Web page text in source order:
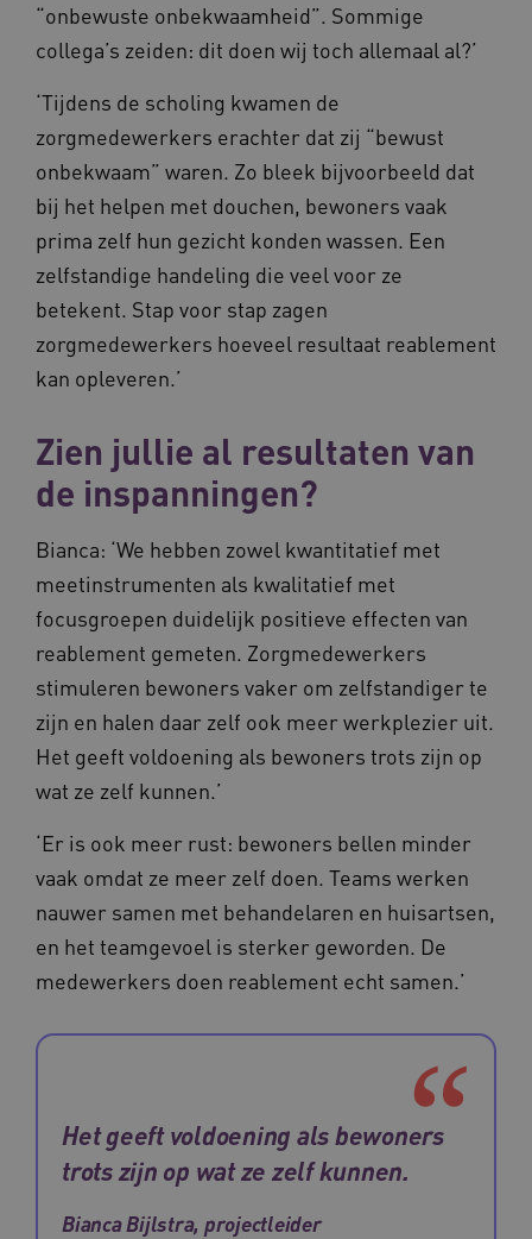
“onbewuste onbekwaamheid”. Sommige
collega’s zeiden: dit doen wij toch allemaal al?’
‘Tijdens de scholing kwamen de
zorgmedewerkers erachter dat zij “bewust
onbekwaam” waren. Zo bleek bijvoorbeeld dat
bij het helpen met douchen, bewoners vaak
prima zelf hun gezicht konden wassen. Een
zelfstandige handeling die veel voor ze
betekent. Stap voor stap zagen
zorgmedewerkers hoeveel resultaat reablement
kan opleveren.’
Zien jullie al resultaten van
de inspanningen?
Bianca: ‘We hebben zowel kwantitatief met
meetinstrumenten als kwalitatief met
focusgroepen duidelijk positieve effecten van
reablement gemeten. Zorgmedewerkers
stimuleren bewoners vaker om zelfstandiger te
zijn en halen daar zelf ook meer werkplezier uit.
Het geeft voldoening als bewoners trots zijn op
wat ze zelf kunnen.’
‘Er is ook meer rust: bewoners bellen minder
vaak omdat ze meer zelf doen. Teams werken
nauwer samen met behandelaren en huisartsen,
en het teamgevoel is sterker geworden. De
medewerkers doen reablement echt samen.’
Het geeft voldoening als bewoners
trots zijn op wat ze zelf kunnen.
Bianca Bijlstra, projectleider
Naam Provider/Domein
_ga
Google LLC
.waardigheidentrots.nl
maand
_ga_6B560G1Y8F .waardigheidentrots.nl
_ga_NWZZME161M .waardigheidentrots.nl
59
_ga_G3VHK6CSBS .waardigheidentrots.nl
Naam Provider/Domein
FPID
AWSALB
.youtube.com
VISITOR_INFO1_LIVE
Google LLC
.youtube.com